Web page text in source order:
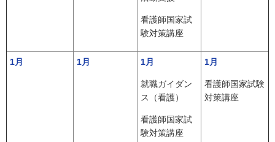
看護師国家試
験対策講座
1月 1月 1月
就職ガイダン
ス（看護）
看護師国家試
験対策講座
1月
看護師国家試験
対策講座